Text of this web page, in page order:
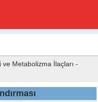
Metabolizma İlaçları -